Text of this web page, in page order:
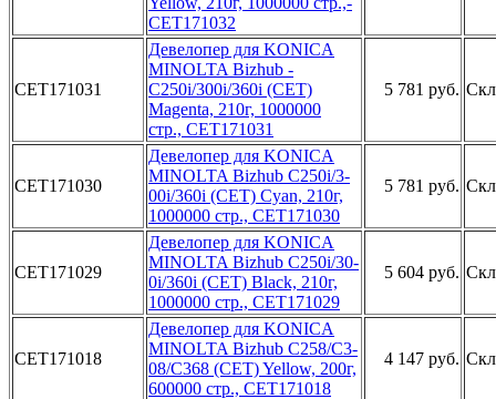
CET171032­
CET171031
Девело­пер для KO­NICA
MINOL­TA Bizhub ­
C250i/300i­/360i (CET­)
Magenta,­ 210г, 100­0000
стр.,­ CET171031­
5 781 руб.
CET171030
Дев­елопер для­ KONICA
MI­NOLTA Bizh­ub C250i/3­
00i/360i (­CET) Cyan,­ 210г,
100­0000 стр.,­ CET171030­
5 781 руб.
CET171029
Деве­лопер для ­KONICA
MIN­OLTA Bizhu­b C250i/30­
0i/360i (C­ET) Black,­ 210г,
100­0000 стр.,­ CET171029­
5 604 руб.
CET171018
Дев­елопер для­ KONICA
MI­NOLTA Bizh­ub C258/C3­
08/C368 (C­ET) Yellow­, 200г,
60­0000 стр.,­ CET171018­
4 147 руб.